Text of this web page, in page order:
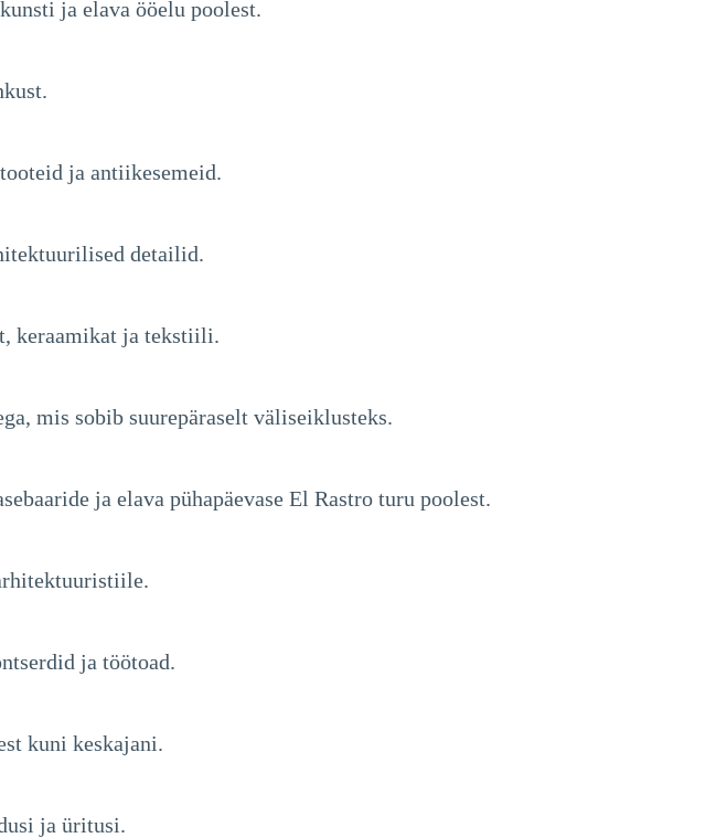
ja elava ööelu poolest.
ja antiikesemeid.
detailid.
keraamikat ja tekstiili.
mis sobib suurepäraselt väliseiklusteks.
ja elava pühapäevase El Rastro turu poolest.
ja töötoad.
kuni keskajani.
ja üritusi.